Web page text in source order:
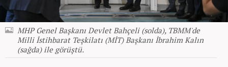
MHP Genel Başkanı Devlet Bahçeli (solda), TBMM'de
Milli İstihbarat Teşkilatı (MİT) Başkanı İbrahim Kalın
(sağda) ile görüştü.